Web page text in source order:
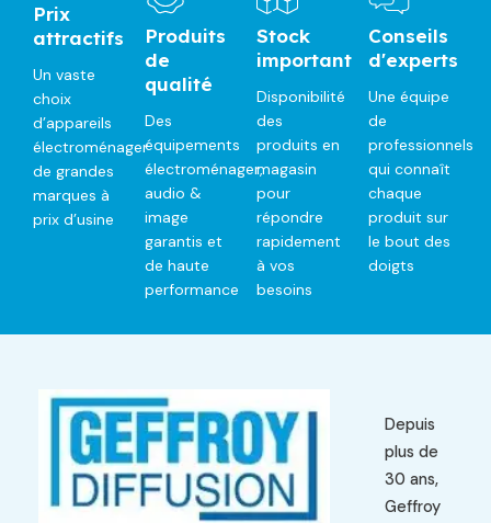
Prix
attractifs
Un vaste
choix
d’appareils
électroménager
de grandes
marques à
prix d’usine
Produits
de
qualité
Des
équipements
électroménager,
audio &
image
garantis et
de haute
performance
Stock
important
Disponibilité
des
produits en
magasin
pour
répondre
rapidement
à vos
besoins
Conseils
d'experts
Une équipe
de
professionnels
qui connaît
chaque
produit sur
le bout des
doigts
Depuis
plus de
30 ans,
Geffroy